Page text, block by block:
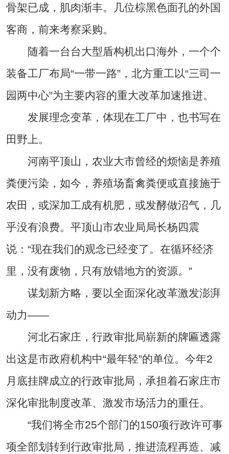
骨架已成，肌肉渐丰。几位棕黑色面孔的外国
客商，前来考察采购。
随着一台台大型盾构机出口海外，一个个
装备工厂布局“一带一路”，北方重工以“三司一
园两中心”为主要内容的重大改革加速推进。
发展理念变革，体现在工厂中，也书写在
田野上。
河南平顶山，农业大市曾经的烦恼是养殖
粪便污染，如今，养殖场畜禽粪便或直接施于
农田，或深加工成有机肥，或发酵做沼气，几
乎没有浪费。平顶山市农业局局长杨四震
说：“现在我们的观念已经变了。在循环经济
里，没有废物，只有放错地方的资源。”
谋划新方略，要以全面深化改革激发澎湃
动力——
河北石家庄，行政审批局崭新的牌匾透露
出这是市政府机构中“最年轻”的单位。今年2
月底挂牌成立的行政审批局，承担着石家庄市
深化审批制度改革、激发市场活力的重任。
“我们将全市25个部门的150项行政许可事
项全部划转到行政审批局，推进流程再造、减